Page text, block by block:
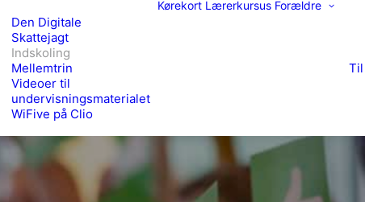
Den Digitale
Skattejagt
Indskoling
Mellemtrin
Videoer til
undervisningsmaterialet
WiFive på Clio
Kørekort Lærerkursus Forældre